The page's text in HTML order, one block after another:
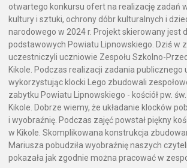
otwartego konkursu ofert na realizację zadań
kultury i sztuki, ochrony dóbr kulturalnych i
narodowego w 2024 r. Projekt skierowany jest
podstawowych Powiatu Lipnowskiego. Dziś w
uczestniczyli uczniowie Zespołu Szkolno-
Kikole. Podczas realizacji zadania publicznego
wykorzystując klocki Lego zbudowali
zabytku Powiatu Lipnowskiego - kościół pw.
Kikole. Dobrze wiemy, że układanie klocków
i wyobraźnię. Podczas zajęć powstał piękny
w Kikole. Skomplikowana konstrukcja
Mariusza pobudziła wyobraźnię naszych
pokazała jak zgodnie można pracować w